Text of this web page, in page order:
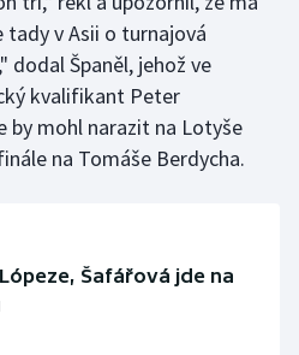
tady v Asii o turnajová
dodal Španěl, jehož ve
kvalifikant Peter
by mohl narazit na Lotyše
na Tomáše Berdycha.
Šafářová jde na